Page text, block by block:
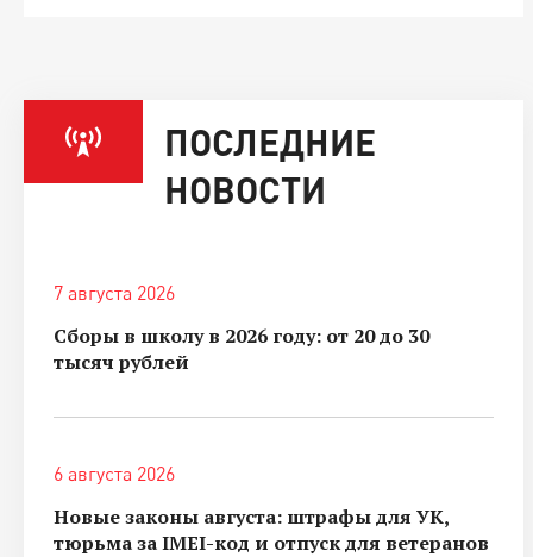
ПОСЛЕДНИЕ
НОВОСТИ
7 августа 2026
Сборы в школу в 2026 году: от 20 до 30
тысяч рублей
6 августа 2026
Новые законы августа: штрафы для УК,
тюрьма за IMEI-код и отпуск для ветеранов